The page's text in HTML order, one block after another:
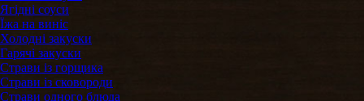
Ягідні соуси
Їжа на виніс
Холодні закуски
Гарячі закуски
Страви із горщика
Страви із сковороди
Страви одного блюда